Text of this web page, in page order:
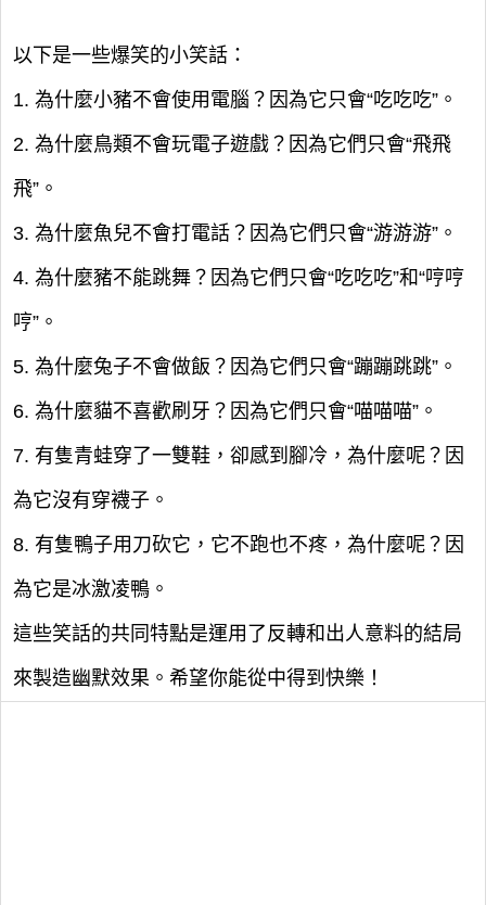
以下是一些爆笑的小笑話：
1. 為什麼小豬不會使用電腦？因為它只會“吃吃吃”。
2. 為什麼鳥類不會玩電子遊戲？因為它們只會“飛飛
飛”。
3. 為什麼魚兒不會打電話？因為它們只會“游游游”。
4. 為什麼豬不能跳舞？因為它們只會“吃吃吃”和“哼哼
哼”。
5. 為什麼兔子不會做飯？因為它們只會“蹦蹦跳跳”。
6. 為什麼貓不喜歡刷牙？因為它們只會“喵喵喵”。
7. 有隻青蛙穿了一雙鞋，卻感到腳冷，為什麼呢？因
為它沒有穿襪子。
8. 有隻鴨子用刀砍它，它不跑也不疼，為什麼呢？因
為它是冰激凌鴨。
這些笑話的共同特點是運用了反轉和出人意料的結局
來製造幽默效果。希望你能從中得到快樂！